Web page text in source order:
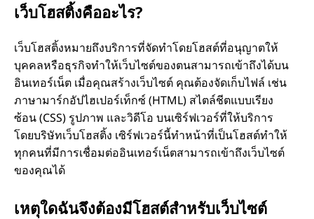
เว็บโฮสติ้งคืออะไร?
เว็บโฮสติ้งหมายถึงบริการที่จัดทําโดยโฮสต์ที่อนุญาตให้
บุคคลหรือธุรกิจทําให้เว็บไซต์ของตนสามารถเข้าถึงได้บน
อินเทอร์เน็ต เมื่อคุณสร้างเว็บไซต์ คุณต้องจัดเก็บไฟล์ เช่น
ภาษามาร์กอัปไฮเปอร์เท็กซ์ (HTML) สไตล์ชีตแบบเรียง
ซ้อน (CSS) รูปภาพ และวิดีโอ บนเซิร์ฟเวอร์ที่ให้บริการ
โดยบริษัทเว็บโฮสติ้ง เซิร์ฟเวอร์นี้ทําหน้าที่เป็นโฮสต์ทําให้
ทุกคนที่มีการเชื่อมต่ออินเทอร์เน็ตสามารถเข้าถึงเว็บไซต์
ของคุณได้
เหตุใดฉันจึงต้องมีโฮสต์สําหรับเว็บไซต์